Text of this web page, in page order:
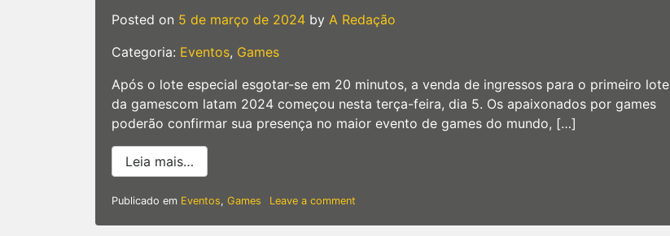
Posted on 5 de março de 2024 by A Redação
Categoria: Eventos, Games
Após o lote especial esgotar-se em 20 minutos, a venda de ingressos para o primeiro lote
da gamescom latam 2024 começou nesta terça-feira, dia 5. Os apaixonados por games
poderão confirmar sua presença no maior evento de games do mundo, […]
Leia mais…
Publicado em Eventos, Games Leave a comment
Latam